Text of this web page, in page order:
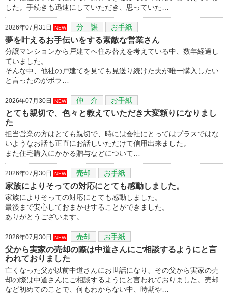
した。手続きも迅速にしていただき、思っていた…
2026年07月31日 NEW 分 譲 お手紙
夢を叶えるお手伝いをする素敵な営業さん
分譲マンションから戸建てへ住み替えを考えている中、数年経過し
ていました。
そんな中、他社の戸建てを見ても見送り続けた夫が唯一購入したい
と言ったのがポラ…
2026年07月30日 NEW 仲 介 お手紙
とても親切で、色々と教えていただき大変頼りになりまし
た
担当営業の方はとても親切で、時には会社にとってはプラスではな
いようなお話も正直にお話しいただけて信用出来ました。
また住宅購入にかかる贈与などについて…
2026年07月30日 NEW 売却 お手紙
家族によりそっての対応にとても感動しました。
家族によりそっての対応にとても感動しました。
最後まで安心しておまかせすることができました。
ありがとうございます。
2026年07月30日 NEW 売却 お手紙
父から実家の売却の際は中道さんにご相談するようにと言
われておりました
亡くなった父が以前中道さんにお世話になり、その父から実家の売
却の際は中道さんにご相談するようにと言われておりました。売却
など初めてのことで、何もわからない中、時期や…